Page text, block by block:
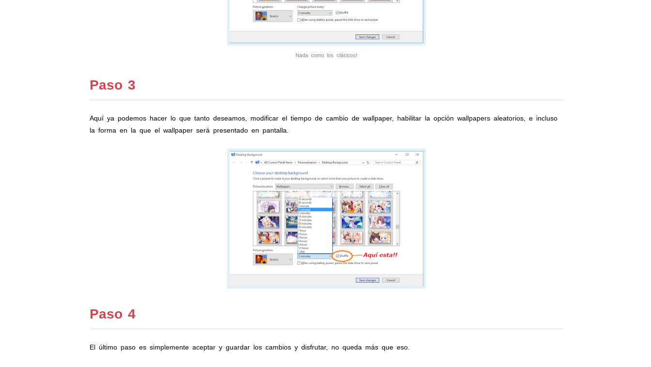
Nada como los clásicos!
Paso 3
Aquí ya podemos hacer lo que tanto deseamos, modificar el tiempo de cambio de wallpaper, habilitar la opción wallpapers aleatorios, e incluso
la forma en la que el wallpaper será presentado en pantalla.
Paso 4
El último paso es simplemente aceptar y guardar los cambios y disfrutar, no queda más que eso.